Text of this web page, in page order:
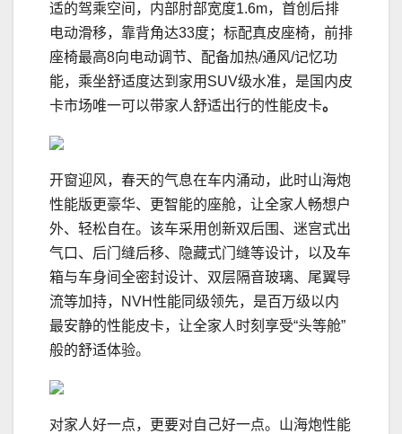
适的驾乘空间，内部肘部宽度1.6m，首创后排
电动滑移，靠背角达33度；标配真皮座椅，前排
座椅最高8向电动调节、配备加热/通风/记忆功
能，乘坐舒适度达到家用SUV级水准，是国内皮
卡市场唯一可以带家人舒适出行的性能皮卡。
开窗迎风，春天的气息在车内涌动，此时山海炮
性能版更豪华、更智能的座舱，让全家人畅想户
外、轻松自在。该车采用创新双后围、迷宫式出
气口、后门缝后移、隐藏式门缝等设计，以及车
箱与车身间全密封设计、双层隔音玻璃、尾翼导
流等加持，NVH性能同级领先，是百万级以内
最安静的性能皮卡，让全家人时刻享受“头等舱”
般的舒适体验。
对家人好一点，更要对自己好一点。山海炮性能